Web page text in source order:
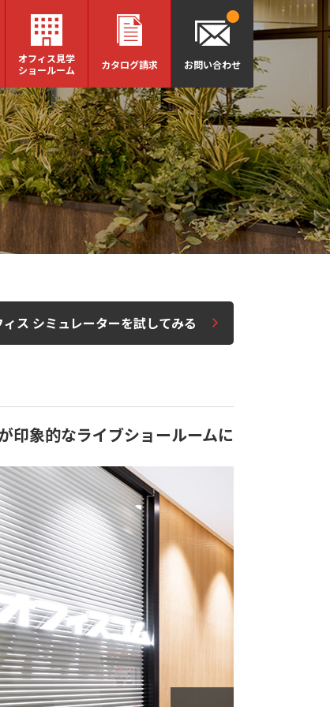
オフィス見学
ショールーム
カタログ請求 お問い合わせ
ス シミュレーターを試してみる
印象的なライブショールームに